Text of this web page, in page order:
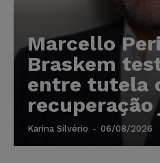
Marcello
Braskem
entre tutela
Karina Silvério - 06/08/2026